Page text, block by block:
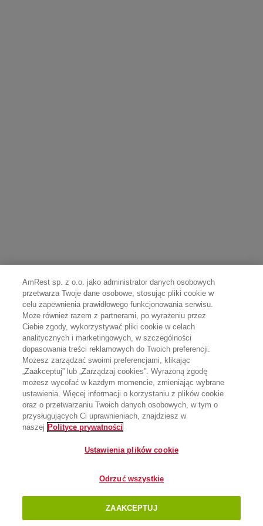
AmRest sp. z o.o. jako administrator danych osobowych
przetwarza Twoje dane osobowe, stosując pliki cookie w
celu zapewnienia prawidłowego funkcjonowania serwisu.
Może również razem z partnerami, po wyrażeniu przez
Ciebie zgody, wykorzystywać pliki cookie w celach
analitycznych i marketingowych, w szczególności
dopasowania treści reklamowych do Twoich preferencji.
Możesz zarządzać swoimi preferencjami, klikając
„Zaakceptuj” lub „Zarządzaj cookies”. Wyrażoną zgodę
możesz wycofać w każdym momencie, zmieniając wybrane
ustawienia. Więcej informacji o korzystaniu z plików cookie
oraz o przetwarzaniu Twoich danych osobowych, w tym o
przysługujących Ci uprawnieniach, znajdziesz w
naszej Polityce prywatności
Ustawienia plików cookie
Odrzuć wszystkie
ZAAKCEPTUJ